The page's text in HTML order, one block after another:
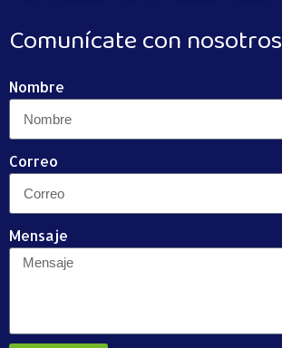
Comunícate con nosotros
Nombre
Correo
Mensaje